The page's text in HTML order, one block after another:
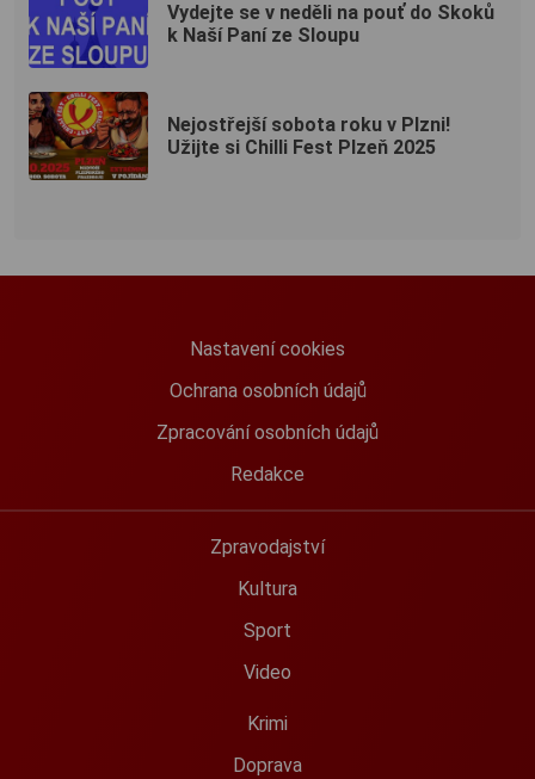
Vydejte se v neděli na pouť do Skoků
k Naší Paní ze Sloupu
Nejostřejší sobota roku v Plzni!
Užijte si Chilli Fest Plzeň 2025
Nastavení cookies
Ochrana osobních údajů
Zpracování osobních údajů
Redakce
Zpravodajství
Kultura
Sport
Video
Krimi
Doprava